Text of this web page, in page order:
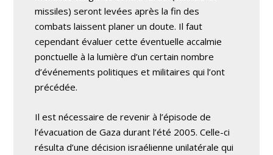
missiles) seront levées après la fin des
combats laissent planer un doute. Il faut
cependant évaluer cette éventuelle accalmie
ponctuelle à la lumière d’un certain nombre
d’événements politiques et militaires qui l’ont
précédée.
Il est nécessaire de revenir à l’épisode de
l’évacuation de Gaza durant l’été 2005. Celle-ci
résulta d’une décision israélienne unilatérale qui